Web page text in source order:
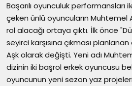
Başarılı oyunculuk performansları
çeken ünlü oyuncuların Muhtemel
rol alacağı ortaya çıktı. İlk önce
seyirci karşısına çıkması
Aşk olarak değişti. Yeni adı
dizinin iki başrol erkek oyuncusu
oyuncunun yeni sezon yaz